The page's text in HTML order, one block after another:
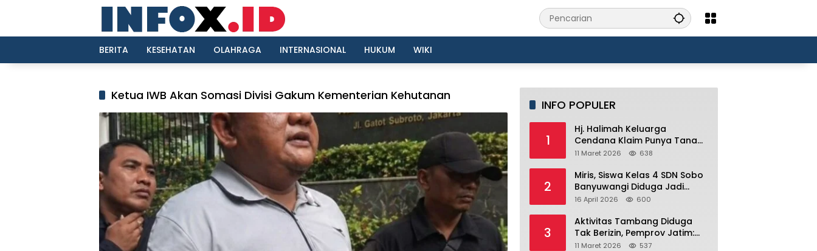
BERITA
KESEHATAN OLAHRAGA INTERNASIONAL HUKUM WIKI
Ketua IWB Akan Somasi Divisi Gakum Kementerian Kehutanan
INFO POPULER
1
Hj. Halimah Keluarga
Cendana Klaim Punya Tanah
Ratusan Ribu Hektar di
11 Maret 2026 638
2
Miris, Siswa Kelas 4 SDN Sobo
Banyuwangi Diduga Jadi
Korban Bullying Bertahun-
Perumahan Sutri
16 April 2026 600
3
Aktivitas Tambang Diduga
Tak Berizin, Pemprov Jatim:
Jika Produksi Tanpa IUP Itu
11 Maret 2026 537